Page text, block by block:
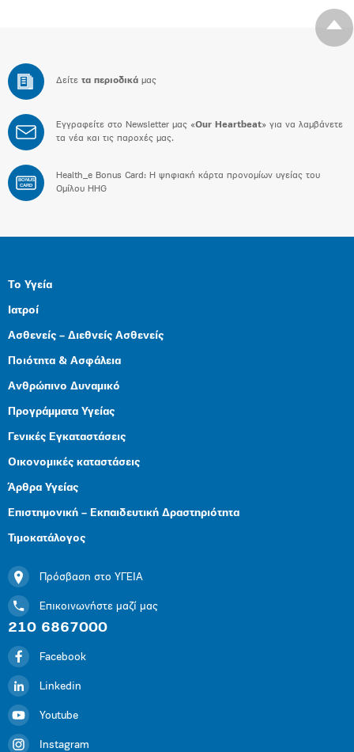
Δείτε τα περιοδικά μας
Εγγραφείτε στο Newsletter μας «Our Heartbeat» για να λαμβάνετε
τα νέα και τις παροχές μας.
BONUS
CARD
Health_e Bonus Card: H ψηφιακή κάρτα προνομίων υγείας του
Ομίλου HHG
Το Υγεία
Ιατροί
Ασθενείς – Διεθνείς Ασθενείς
Ποιότητα & Ασφάλεια
Ανθρώπινο Δυναμικό
Προγράμματα Υγείας
Γενικές Εγκαταστάσεις
Οικονομικές καταστάσεις
Άρθρα Υγείας
Επιστημονική – Εκπαιδευτική Δραστηριότητα
Τιμοκατάλογος
Πρόσβαση στο ΥΓΕΙΑ
Επικοινωνήστε μαζί μας
210 6867000
Facebook
Linkedin
Youtube
Instagram